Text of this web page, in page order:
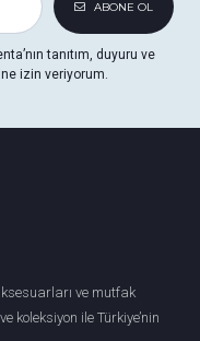
ABONE OL
tanıtım, duyuru ve
izin veriyorum.
ve mutfak
ile Türkiye’nin